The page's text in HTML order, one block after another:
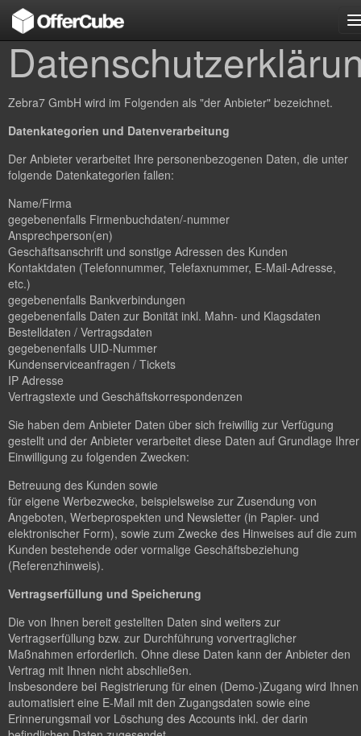
Zebra7 GmbH wird im Folgenden als "der Anbieter" bezeichnet.
Datenkategorien und Datenverarbeitung
Der Anbieter verarbeitet Ihre personenbezogenen Daten, die unter
folgende Datenkategorien fallen:
Name/Firma
gegebenenfalls Firmenbuchdaten/-nummer
Ansprechperson(en)
Geschäftsanschrift und sonstige Adressen des Kunden
Kontaktdaten (Telefonnummer, Telefaxnummer, E-Mail-Adresse,
etc.)
gegebenenfalls Bankverbindungen
gegebenenfalls Daten zur Bonität inkl. Mahn- und Klagsdaten
Bestelldaten / Vertragsdaten
gegebenenfalls UID-Nummer
Kundenserviceanfragen / Tickets
IP Adresse
Vertragstexte und Geschäftskorrespondenzen
Sie haben dem Anbieter Daten über sich freiwillig zur Verfügung
gestellt und der Anbieter verarbeitet diese Daten auf Grundlage Ihrer
Einwilligung zu folgenden Zwecken:
Betreuung des Kunden sowie
für eigene Werbezwecke, beispielsweise zur Zusendung von
Angeboten, Werbeprospekten und Newsletter (in Papier- und
elektronischer Form), sowie zum Zwecke des Hinweises auf die zum
Kunden bestehende oder vormalige Geschäftsbeziehung
(Referenzhinweis).
Vertragserfüllung und Speicherung
Die von Ihnen bereit gestellten Daten sind weiters zur
Vertragserfüllung bzw. zur Durchführung vorvertraglicher
Maßnahmen erforderlich. Ohne diese Daten kann der Anbieter den
Vertrag mit Ihnen nicht abschließen.
Insbesondere bei Registrierung für einen (Demo-)Zugang wird Ihnen
automatisiert eine E-Mail mit den Zugangsdaten sowie eine
Erinnerungsmail vor Löschung des Accounts inkl. der darin